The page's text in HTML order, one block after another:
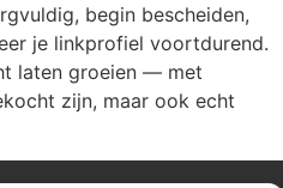
begin bescheiden,
je linkprofiel voortdurend.
laten groeien — met
zijn, maar ook echt